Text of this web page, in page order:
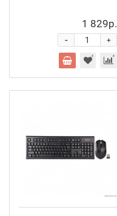
1 829р.
+
-